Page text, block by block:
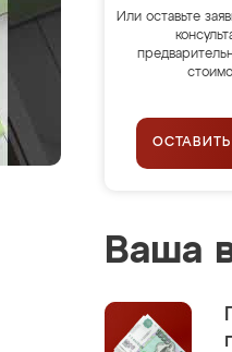
Или оставьте
ОСТАВИТЬ
Ваша